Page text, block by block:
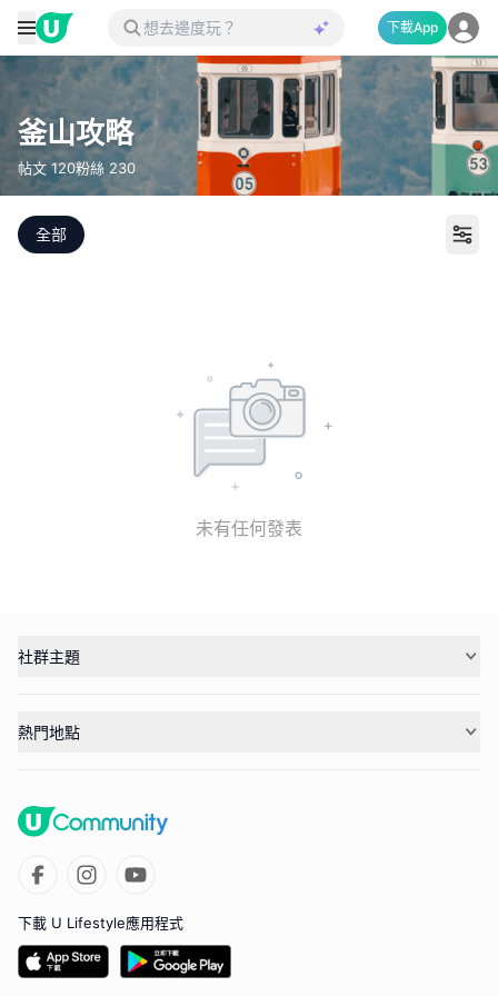
下載App
釜山攻略
帖文120粉絲 230
全部 打
未有任何發表
社群主題
熱門地點
下載 U Lifestyle應用程式